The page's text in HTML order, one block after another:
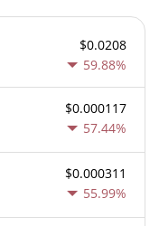
$0.0208
59.88%
$0.000117
57.44%
$0.000311
55.99%